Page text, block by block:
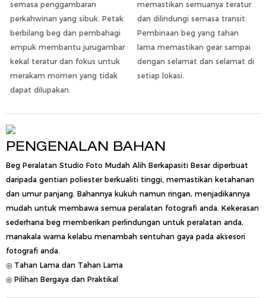
semasa penggambaran
perkahwinan yang sibuk. Petak
berbilang beg dan pembahagi
empuk membantu jurugambar
kekal teratur dan fokus untuk
merakam momen yang tidak
dapat dilupakan.
memastikan semuanya teratur
dan dilindungi semasa transit.
Pembinaan beg yang tahan
lama memastikan gear sampai
dengan selamat dan selamat di
setiap lokasi.
PENGENALAN BAHAN
Beg Peralatan Studio Foto Mudah Alih Berkapasiti Besar diperbuat
daripada gentian poliester berkualiti tinggi, memastikan ketahanan
dan umur panjang. Bahannya kukuh namun ringan, menjadikannya
mudah untuk membawa semua peralatan fotografi anda. Kekerasan
sederhana beg memberikan perlindungan untuk peralatan anda,
manakala warna kelabu menambah sentuhan gaya pada aksesori
fotografi anda.
◎ Tahan Lama dan Tahan Lama
◎ Pilihan Bergaya dan Praktikal